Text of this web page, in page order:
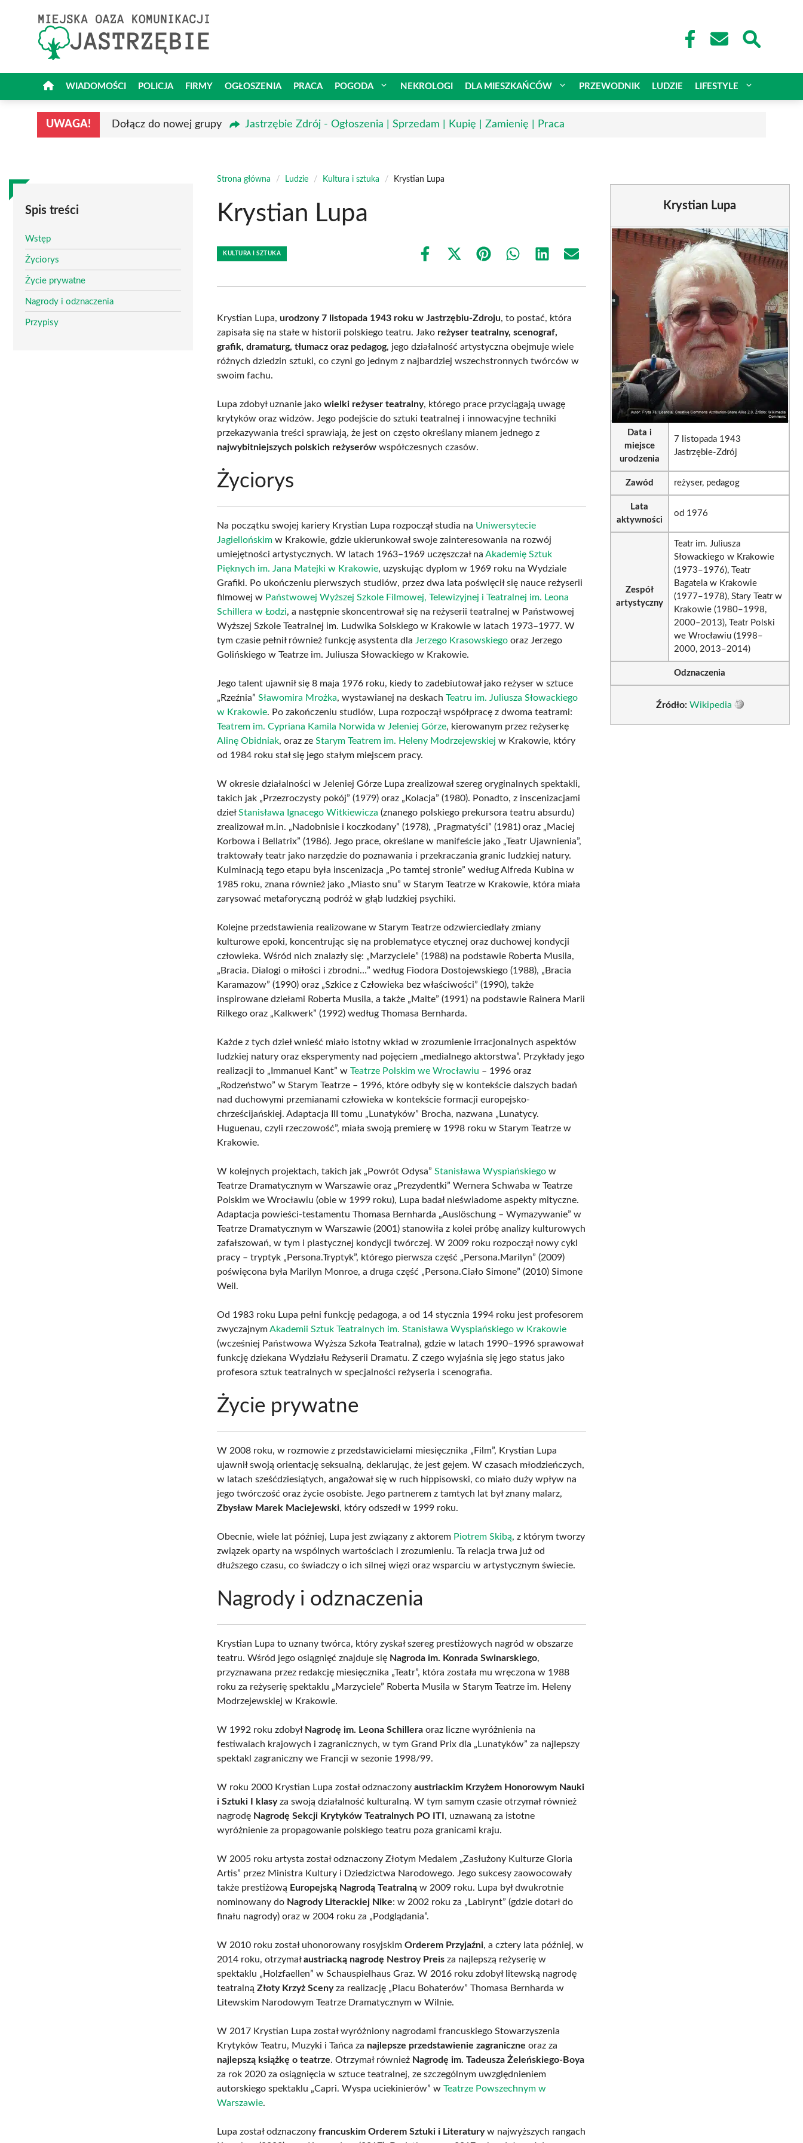
WIADOMOŚCI POLICJA FIRMY OGŁOSZENIA PRACA POGODA NEKROLOGI DLA MIESZKAŃCÓW PRZEWODNIK LUDZIE LIFESTYLE
UWAGA! Dołącz do nowej grupy Jastrzębie Zdrój - Ogłoszenia | Sprzedam | Kupię | Zamienię | Praca
Spis treści
Wstęp
Życiorys
Życie prywatne
Nagrody i odznaczenia
Przypisy
Strona główna / Ludzie / Kultura i sztuka / Krystian Lupa
Krystian Lupa
KULTURA I SZTUKA
Share
Share
(Twitter)
Share Share Share Share
Krystian Lupa,urodzony 7 listopada 1943 roku w Jastrzębiu-Zdroju, to postać, która
zapisała się na stałe w historii polskiego teatru. Jako reżyser teatralny, scenograf,
grafik, dramaturg, tłumacz oraz pedagog, jego działalność artystyczna obejmuje wiele
różnych dziedzin sztuki, co czyni go jednym z najbardziej wszechstronnych twórców w
swoim fachu.
Lupa zdobył uznanie jakowielki reżyser teatralny, którego prace przyciągają uwagę
krytyków oraz widzów. Jego podejście do sztuki teatralnej i innowacyjne techniki
przekazywania treści sprawiają, że jest on często określany mianem jednego z
najwybitniejszych polskich reżyserów współczesnych czasów.
Życiorys
Na początku swojej kariery Krystian Lupa rozpoczął studia na Uniwersytecie
Jagiellońskim w Krakowie, gdzie ukierunkował swoje zainteresowania na rozwój
umiejętności artystycznych. W latach 1963–1969 uczęszczał naAkademię Sztuk
Pięknych im. Jana Matejki w Krakowie, uzyskując dyplom w 1969 roku na Wydziale
Grafiki. Po ukończeniu pierwszych studiów, przez dwa lata poświęcił się nauce reżyserii
filmowej w Państwowej Wyższej Szkole Filmowej, Telewizyjnej i Teatralnej im. Leona
Schillera w Łodzi, a następnie skoncentrował się na reżyserii teatralnej w Państwowej
Wyższej Szkole Teatralnej im. Ludwika Solskiego w Krakowie w latach 1973–1977. W
tym czasie pełnił również funkcję asystenta dla Jerzego Krasowskiego oraz Jerzego
Golińskiego w Teatrze im. Juliusza Słowackiego w Krakowie.
Jego talent ujawnił się 8 maja 1976 roku, kiedy to zadebiutował jako reżyser w sztuce
„Rzeźnia”Sławomira Mrożka, wystawianej na deskachTeatru im. Juliusza Słowackiego
w Krakowie. Po zakończeniu studiów, Lupa rozpoczął współpracę z dwoma teatrami:
Teatrem im. Cypriana Kamila Norwida w Jeleniej Górze, kierowanym przez reżyserkę
Alinę Obidniak, oraz zeStarym Teatrem im. Heleny Modrzejewskiej w Krakowie, który
od 1984 roku stał się jego stałym miejscem pracy.
W okresie działalności w Jeleniej Górze Lupa zrealizował szereg oryginalnych spektakli,
takich jak „Przezroczysty pokój” (1979) oraz „Kolacja” (1980). Ponadto, z inscenizacjami
dziełStanisława Ignacego Witkiewicza (znanego polskiego prekursora teatru absurdu)
zrealizował m.in. „Nadobnisie i koczkodany” (1978), „Pragmatyści” (1981) oraz „Maciej
Korbowa i Bellatrix” (1986). Jego prace, określane w manifeście jako „Teatr Ujawnienia”,
traktowały teatr jako narzędzie do poznawania i przekraczania granic ludzkiej natury.
Kulminacją tego etapu była inscenizacja „Po tamtej stronie” według Alfreda Kubina w
1985 roku, znana również jako „Miasto snu” w Starym Teatrze w Krakowie, która miała
zarysować metaforyczną podróż w głąb ludzkiej psychiki.
Kolejne przedstawienia realizowane w Starym Teatrze odzwierciedlały zmiany
kulturowe epoki, koncentrując się na problematyce etycznej oraz duchowej kondycji
człowieka. Wśród nich znalazły się: „Marzyciele” (1988) na podstawie Roberta Musila,
„Bracia. Dialogi o miłości i zbrodni…” według Fiodora Dostojewskiego (1988), „Bracia
Karamazow” (1990) oraz „Szkice z Człowieka bez właściwości” (1990), także
inspirowane dziełami Roberta Musila, a także „Malte” (1991) na podstawie Rainera Marii
Rilkego oraz „Kalkwerk” (1992) według Thomasa Bernharda.
Każde z tych dzieł wnieść miało istotny wkład w zrozumienie irracjonalnych aspektów
ludzkiej natury oraz eksperymenty nad pojęciem „medialnego aktorstwa”. Przykłady jego
realizacji to „Immanuel Kant” wTeatrze Polskim we Wrocławiu – 1996 oraz
„Rodzeństwo” w Starym Teatrze – 1996, które odbyły się w kontekście dalszych badań
nad duchowymi przemianami człowieka w kontekście formacji europejsko-
chrześcijańskiej. Adaptacja III tomu „Lunatyków” Brocha, nazwana „Lunatycy.
Huguenau, czyli rzeczowość”, miała swoją premierę w 1998 roku w Starym Teatrze w
Krakowie.
W kolejnych projektach, takich jak „Powrót Odysa”Stanisława Wyspiańskiego w
Teatrze Dramatycznym w Warszawie oraz „Prezydentki” Wernera Schwaba w Teatrze
Polskim we Wrocławiu (obie w 1999 roku), Lupa badał nieświadome aspekty mityczne.
Adaptacja powieści-testamentu Thomasa Bernharda „Auslöschung – Wymazywanie” w
Teatrze Dramatycznym w Warszawie (2001) stanowiła z kolei próbę analizy kulturowych
zafałszowań, w tym i plastycznej kondycji twórczej. W 2009 roku rozpoczął nowy cykl
pracy – tryptyk „Persona.Tryptyk”, którego pierwsza część „Persona.Marilyn” (2009)
poświęcona była Marilyn Monroe, a druga część „Persona.Ciało Simone” (2010) Simone
Weil.
Od 1983 roku Lupa pełni funkcję pedagoga, a od 14 stycznia 1994 roku jest profesorem
zwyczajnymAkademii Sztuk Teatralnych im. Stanisława Wyspiańskiego w Krakowie
(wcześniej Państwowa Wyższa Szkoła Teatralna), gdzie w latach 1990–1996 sprawował
funkcję dziekana Wydziału Reżyserii Dramatu. Z czego wyjaśnia się jego status jako
profesora sztuk teatralnych w specjalności reżyseria i scenografia.
Życie prywatne
W 2008 roku, w rozmowie z przedstawicielami miesięcznika „Film”, Krystian Lupa
ujawnił swoją orientację seksualną, deklarując, że jest gejem. W czasach młodzieńczych,
w latach sześćdziesiątych, angażował się w ruch hippisowski, co miało duży wpływ na
jego twórczość oraz życie osobiste. Jego partnerem z tamtych lat był znany malarz,
Zbysław Marek Maciejewski, który odszedł w 1999 roku.
Obecnie, wiele lat później, Lupa jest związany z aktorem Piotrem Skibą, z którym tworzy
związek oparty na wspólnych wartościach i zrozumieniu. Ta relacja trwa już od
dłuższego czasu, co świadczy o ich silnej więzi oraz wsparciu w artystycznym świecie.
Nagrody i odznaczenia
Krystian Lupa to uznany twórca, który zyskał szereg prestiżowych nagród w obszarze
teatru. Wśród jego osiągnięć znajduje się Nagroda im. Konrada Swinarskiego,
przyznawana przez redakcję miesięcznika „Teatr”, która została mu wręczona w 1988
roku za reżyserię spektaklu „Marzyciele” Roberta Musila w Starym Teatrze im. Heleny
Modrzejewskiej w Krakowie.
W 1992 roku zdobył Nagrodę im. Leona Schillera oraz liczne wyróżnienia na
festiwalach krajowych i zagranicznych, w tym Grand Prix dla „Lunatyków” za najlepszy
spektakl zagraniczny we Francji w sezonie 1998/99.
W roku 2000 Krystian Lupa został odznaczonyaustriackim Krzyżem Honorowym Nauki
i Sztuki I klasyza swoją działalność kulturalną. W tym samym czasie otrzymał również
nagrodę Nagrodę Sekcji Krytyków Teatralnych PO ITI, uznawaną za istotne
wyróżnienie za propagowanie polskiego teatru poza granicami kraju.
W 2005 roku artysta został odznaczony Złotym Medalem „Zasłużony Kulturze Gloria
Artis” przez Ministra Kultury i Dziedzictwa Narodowego. Jego sukcesy zaowocowały
także prestiżową Europejską Nagrodą Teatralną w 2009 roku. Lupa był dwukrotnie
nominowany do Nagrody Literackiej Nike: w 2002 roku za „Labirynt” (gdzie dotarł do
finału nagrody) oraz w 2004 roku za „Podglądania”.
W 2010 roku został uhonorowany rosyjskimOrderem Przyjaźni, a cztery lata później, w
2014 roku, otrzymałaustriacką nagrodę Nestroy Preis za najlepszą reżyserię w
spektaklu „Holzfaellen” w Schauspielhaus Graz. W 2016 roku zdobył litewską nagrodę
teatralnąZłoty Krzyż Scenyza realizację „Placu Bohaterów” Thomasa Bernharda w
Litewskim Narodowym Teatrze Dramatycznym w Wilnie.
W 2017 Krystian Lupa został wyróżniony nagrodami francuskiego Stowarzyszenia
Krytyków Teatru, Muzyki i Tańca za najlepsze przedstawienie zagraniczne oraz za
najlepszą książkę o teatrze. Otrzymał również Nagrodę im. Tadeusza Żeleńskiego-Boya
za rok 2020 za osiągnięcia w sztuce teatralnej, ze szczególnym uwzględnieniem
autorskiego spektaklu „Capri. Wyspa uciekinierów” wTeatrze Powszechnym w
Warszawie.
Lupa został odznaczonyfrancuskim Orderem Sztuki i Literaturyw najwyższych rangach
Krystian Lupa
Data i
miejsce
urodzenia
7 listopada 1943
Jastrzębie-Zdrój
Zawód reżyser, pedagog
Lata
aktywności
od 1976
Zespół
artystyczny
Teatr im. Juliusza
Słowackiego w Krakowie
(1973–1976), Teatr
Bagatela w Krakowie
(1977–1978), Stary Teatr w
Krakowie (1980–1998,
2000–2013), Teatr Polski
we Wrocławiu (1998–
2000, 2013–2014)
Odznaczenia
Źródło: Wikipedia